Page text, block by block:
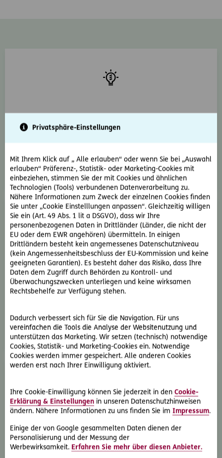
Privatsphäre-Einstellungen
Mit Ihrem Klick auf „ Alle erlauben“ oder wenn Sie bei „Auswahl
erlauben“ Präferenz-, Statistik- oder Marketing-Cookies mit
einbeziehen, stimmen Sie der mit Cookies und ähnlichen
Technologien (Tools) verbundenen Datenverarbeitung zu.
Nähere Informationen zum Zweck der einzelnen Cookies finden
Sie unter „Cookie Einstelllungen anpassen“. Gleichzeitig willigen
Sie ein (Art. 49 Abs. 1 lit a DSGVO), dass wir Ihre
personenbezogenen Daten in Drittländer (Länder, die nicht der
EU oder dem EWR angehören) übermitteln. In einigen
Drittländern besteht kein angemessenes Datenschutzniveau
(kein Angemessenheitsbeschluss der EU-Kommission und keine
geeigneten Garantien). Es besteht daher das Risiko, dass Ihre
Daten dem Zugriff durch Behörden zu Kontroll- und
Überwachungszwecken unterliegen und keine wirksamen
Rechtsbehelfe zur Verfügung stehen.
Dadurch verbessert sich für Sie die Navigation. Für uns
vereinfachen die Tools die Analyse der Websitenutzung und
unterstützen das Marketing. Wir setzen (technisch) notwendige
Cookies, Statistik- und Marketing-Cookies ein. Notwendige
Cookies werden immer gespeichert. Alle anderen Cookies
werden erst nach Ihrer Einwilligung aktiviert.
Ihre Cookie-Einwilligung können Sie jederzeit in den Cookie-
Erklärung & Einstellungen in unseren Datenschutzhinweisen
ändern. Nähere Informationen zu uns finden Sie im Impressum.
Einige der von Google gesammelten Daten dienen der
Personalisierung und der Messung der
Werbewirksamkeit. Erfahren Sie mehr über diesen Anbieter.
ERGO zählt zu den größten Versicherungsgruppen in
österreichische Versicherungserfahrung gesammelt,
worauf wir für Sie weiter aufbauen.
Lokale Verantwortung
Als Teil einer internationalen Gruppe mit starkem
finanziellen Background und einem klaren Bekenntnis
für mehr Transparenz und Verständlichkeit neu
definiert.
Umfassende Produktpalette
Ein Schwerpunkt der ERGO Versicherung liegt auf